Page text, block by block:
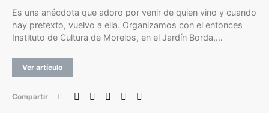
Es una anécdota que adoro por venir de quien vino y cuando
hay pretexto, vuelvo a ella. Organizamos con el entonces
Instituto de Cultura de Morelos, en el Jardín Borda,…
Ver artículo
Compartir